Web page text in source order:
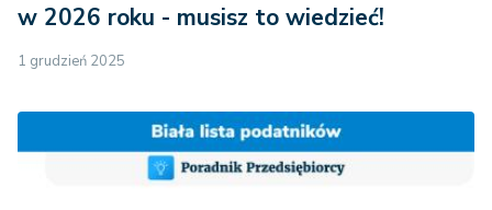
w 2026 roku - musisz to wiedzieć!
1 grudzień 2025